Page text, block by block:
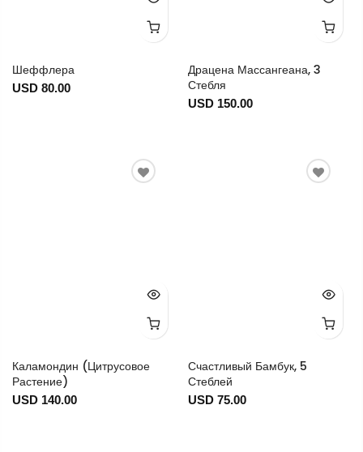
Шеффлера
USD 80.00
Драцена Массангеана, 3
Стебля
USD 150.00
Каламондин (цитрусовое
Растение)
USD 140.00
Счастливый Бамбук, 5
Стеблей
USD 75.00